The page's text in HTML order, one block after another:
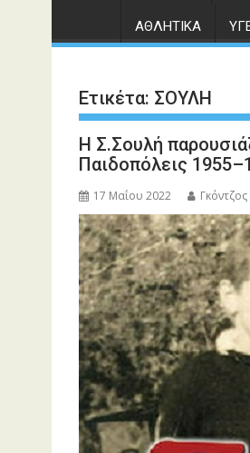
ΑΘΛΗΤΙΚΆ
Ετικέτα: ΣΟΥΛΗ
Η Σ.Σουλή
Παιδοπόλεις
17 Μαΐου 2022